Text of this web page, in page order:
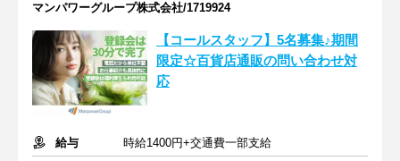
マンパワーグループ株式会社/1719924
【コールスタッフ】5名募集♪期間
限定☆百貨店通販の問い合わせ対
応
給与
時給1400円+交通費一部支給